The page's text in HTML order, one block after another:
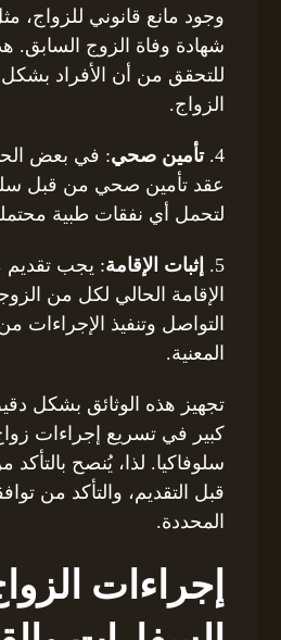
وجود مانع قانوني للزواج،
شهادة وفاة الزوج السابق.
للتحقق من أن الأفراد بشكل
الزواج.
4. تأمين صحي: في بعض
عقد تأمين صحي من قبل
لتحمل أي نفقات طبية
5. إثبات الإقامة: يجب تقديم
الإقامة الحالي لكل من
التواصل وتنفيذ الإجراءات
المعنية.
تجهيز هذه الوثائق بشكل
كبير في تسريع إجراءات
سلوفاكيا. لذا، يُنصح بالتأكد
قبل التقديم، والتأكد من
المحددة.
إجراءات